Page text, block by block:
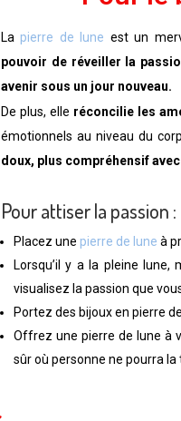
Lapierre de lune est un
pouvoir de réveiller la
avenir sous un jour nouveau.
De plus, elle réconcilie les
émotionnels au niveau du
doux, plus compréhensif
Pour attiser la passion :
Placez une pierre de lune à
Lorsqu’il y a la pleine
visualisez la passion que
Portez des bijoux en pierre
Offrez une pierre de lune à
sûr où personne ne pourra la